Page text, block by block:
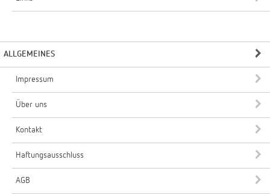
ALLGEMEINES
Impressum
Über uns
Kontakt
Haftungsausschluss
AGB